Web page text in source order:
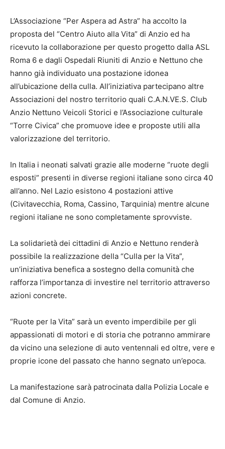
L’Associazione “Per Aspera ad Astra” ha accolto la
proposta del “Centro Aiuto alla Vita” di Anzio ed ha
ricevuto la collaborazione per questo progetto dalla ASL
Roma 6 e dagli Ospedali Riuniti di Anzio e Nettuno che
hanno già individuato una postazione idonea
all’ubicazione della culla. All’iniziativa partecipano altre
Associazioni del nostro territorio quali C.A.N.VE.S. Club
Anzio Nettuno Veicoli Storici e l’Associazione culturale
“Torre Civica” che promuove idee e proposte utili alla
valorizzazione del territorio.
In Italia i neonati salvati grazie alle moderne “ruote degli
esposti” presenti in diverse regioni italiane sono circa 40
all’anno. Nel Lazio esistono 4 postazioni attive
(Civitavecchia, Roma, Cassino, Tarquinia) mentre alcune
regioni italiane ne sono completamente sprovviste.
La solidarietà dei cittadini di Anzio e Nettuno renderà
possibile la realizzazione della “Culla per la Vita”,
un’iniziativa benefica a sostegno della comunità che
rafforza l’importanza di investire nel territorio attraverso
azioni concrete.
“Ruote per la Vita” sarà un evento imperdibile per gli
appassionati di motori e di storia che potranno ammirare
da vicino una selezione di auto ventennali ed oltre, vere e
proprie icone del passato che hanno segnato un’epoca.
La manifestazione sarà patrocinata dalla Polizia Locale e
dal Comune di Anzio.